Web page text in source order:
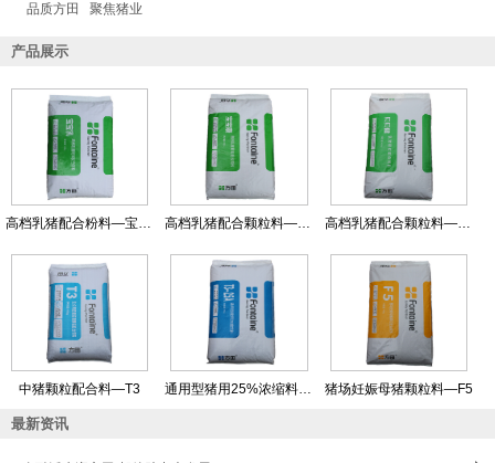
品质方田 聚焦猪业
产品展示
高档乳猪配合粉料—宝宝乳 高档乳猪配合颗粒料—宝宝康 高档乳猪配合颗粒料—贝贝健
中猪颗粒配合料—T3 通用型猪用25%浓缩料—T3-25A 猪场妊娠母猪颗粒料—F5
最新资讯